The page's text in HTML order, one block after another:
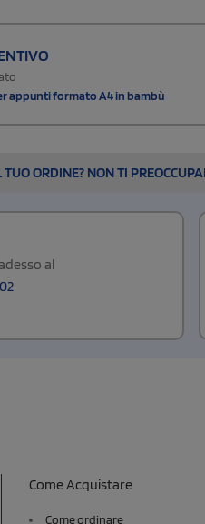
appunti formato A4 in bambù
TUO ORDINE? NON TI
al
Come Acquistare
Come ordinare